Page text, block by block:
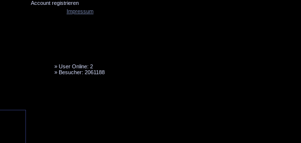
Account registrieren
» User Online: 2
» Besucher: 2061188
Impressum